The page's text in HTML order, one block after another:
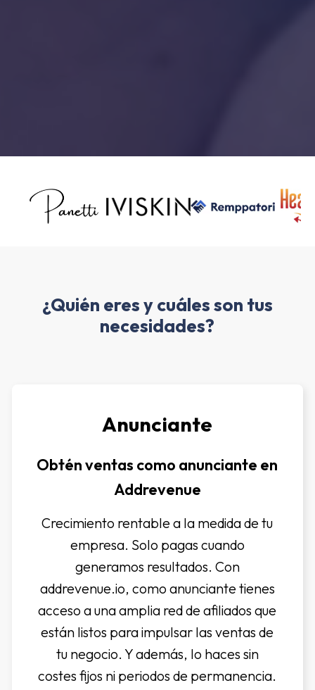
¿Quién eres y cuáles son tus
necesidades?
Anunciante
Obtén ventas como anunciante en
Addrevenue
Crecimiento rentable a la medida de tu
empresa. Solo pagas cuando
generamos resultados. Con
addrevenue.io, como anunciante tienes
acceso a una amplia red de afiliados que
están listos para impulsar las ventas de
tu negocio. Y además, lo haces sin
costes fijos ni periodos de permanencia.